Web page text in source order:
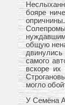
бояре
общую
самого
вскоре их
могло
У Семёна